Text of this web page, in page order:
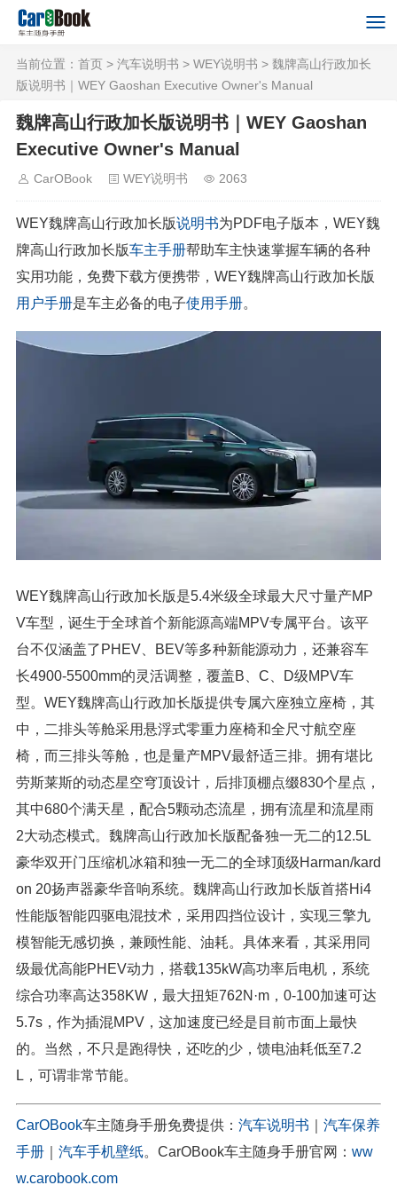
当前位置： 首页 > 汽车说明书 > WEY说明书 > 魏牌高山行政加长
版说明书｜WEY Gaoshan Executive Owner's Manual
魏牌高山行政加长版说明书｜WEY Gaoshan
Executive Owner's Manual
CarOBook WEY说明书 2063
WEY魏牌高山行政加长版说明书为PDF电子版本，WEY魏
牌高山行政加长版车主手册帮助车主快速掌握车辆的各种
实用功能，免费下载方便携带，WEY魏牌高山行政加长版
用户手册是车主必备的电子使用手册。
WEY魏牌高山行政加长版是5.4米级全球最大尺寸量产MP
V车型，诞生于全球首个新能源高端MPV专属平台。该平
台不仅涵盖了PHEV、BEV等多种新能源动力，还兼容车
长4900-5500mm的灵活调整，覆盖B、C、D级MPV车
型。WEY魏牌高山行政加长版提供专属六座独立座椅，其
中，二排头等舱采用悬浮式零重力座椅和全尺寸航空座
椅，而三排头等舱，也是量产MPV最舒适三排。拥有堪比
劳斯莱斯的动态星空穹顶设计，后排顶棚点缀830个星点，
其中680个满天星，配合5颗动态流星，拥有流星和流星雨
2大动态模式。魏牌高山行政加长版配备独一无二的12.5L
豪华双开门压缩机冰箱和独一无二的全球顶级Harman/kard
on 20扬声器豪华音响系统。魏牌高山行政加长版首搭Hi4
性能版智能四驱电混技术，采用四挡位设计，实现三擎九
模智能无感切换，兼顾性能、油耗。具体来看，其采用同
级最优高能PHEV动力，搭载135kW高功率后电机，系统
综合功率高达358KW，最大扭矩762N·m，0-100加速可达
5.7s，作为插混MPV，这加速度已经是目前市面上最快
的。当然，不只是跑得快，还吃的少，馈电油耗低至7.2
L，可谓非常节能。
CarOBook车主随身手册免费提供： 汽车说明书
汽车保养
手册
汽车手机壁纸。CarOBook车主随身手册官网： ww
w.carobook.com